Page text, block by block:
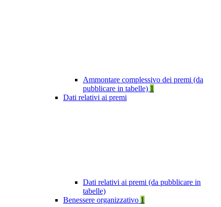
Ammontare complessivo dei premi (da
pubblicare in tabelle) 1
Dati relativi ai premi
Dati relativi ai premi (da pubblicare in
tabelle)
Benessere organizzativo 1